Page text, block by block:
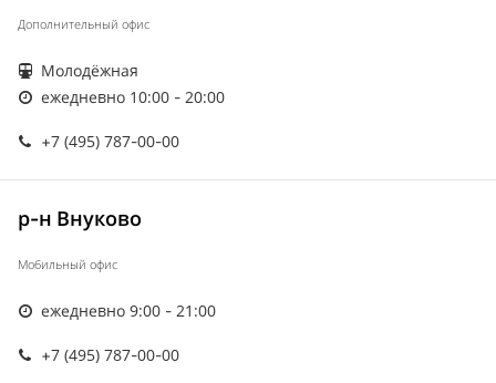
Дополнительный офис
Молодёжная
ежедневно 10:00 - 20:00
+7 (495) 787-00-00
р-н Внуково
Мобильный офис
ежедневно 9:00 - 21:00
+7 (495) 787-00-00